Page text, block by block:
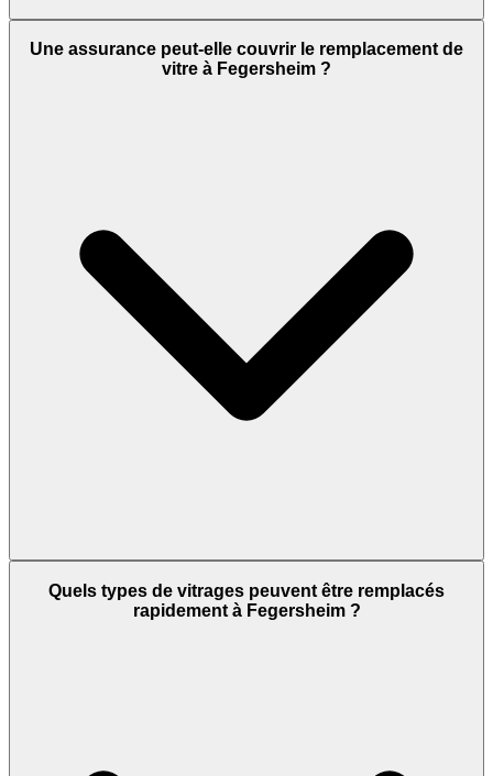
Une assurance peut-elle couvrir le remplacement de
vitre à Fegersheim ?
Quels types de vitrages peuvent être remplacés
rapidement à Fegersheim ?